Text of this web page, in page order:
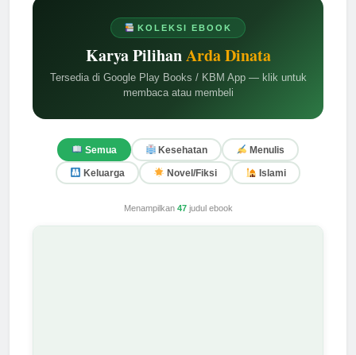
KOLEKSI EBOOK
Karya PilihanArda Dinata
Tersedia di Google Play Books / KBM App — klik untuk
membaca atau membeli
Semua Kesehatan Menulis
Keluarga Novel/Fiksi Islami
Menampilkan 47judul ebook